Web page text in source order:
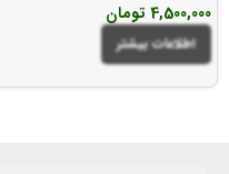
4,500,000 تومان
اطلاعات بیشتر